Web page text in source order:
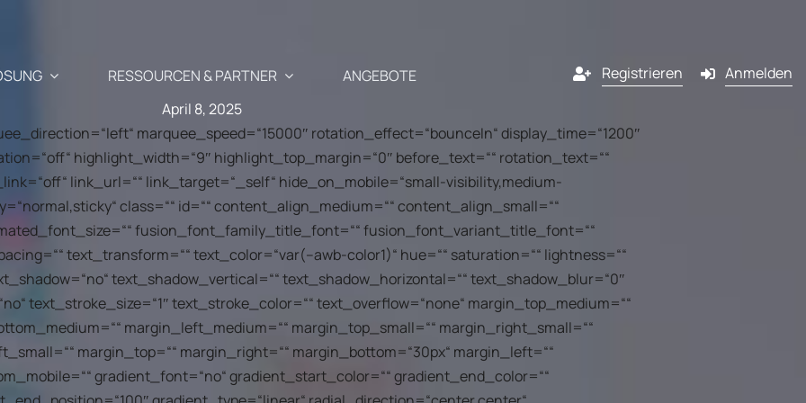
Newsletter-, SMS-
an, die perfekt auf die
abgestimmt sind
Anwendungsfälle
Wiederbelebung des verlassenen
Warenkorbs
Cross-Selling / Up-Selling
Kunden-Geburtstagsmail
Kanäle
E-Mail
SMS
Pop-in
RESSOURCEN & PARTNER
Blog
Ihr E-Commerce & Marketing-Update
mit einem Klick
API – Entwickler 🗗
Partner
Unsere Partner
Warum Partner von
ShopiMind werden?
Treten Sie dem
ANGEBOTE Registrieren
Anmelden
April 8, 2025
marquee_speed=“15000″ rotation_effect=“bounceIn“ display_time=“1200″
highlight_width=“9″ highlight_top_margin=“0″ before_text=““ rotation_text=““
link_url=““ link_target=“_self“ hide_on_mobile=“small-visibility,medium-
class=““ id=““ content_align_medium=““ content_align_small=““
fusion_font_family_title_font=““ fusion_font_variant_title_font=““
text_transform=““ text_color=“var(–awb-color1)“ hue=““ saturation=““ lightness=““
text_shadow_vertical=““ text_shadow_horizontal=““ text_shadow_blur=“0″
text_stroke_size=“1″ text_stroke_color=““ text_overflow=“none“ margin_top_medium=““
margin_left_medium=““ margin_top_small=““ margin_right_small=““
margin_top=““ margin_right=““ margin_bottom=“30px“ margin_left=““
gradient_font=“no“ gradient_start_color=““ gradient_end_color=““